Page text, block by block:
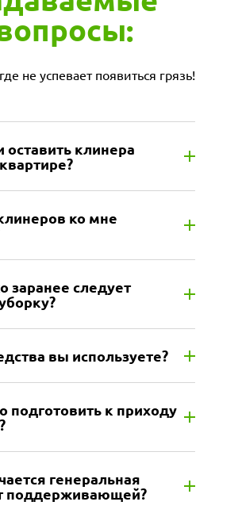
не успевает появиться грязь!
клинера
ко мне
заранее следует
вы используете?
подготовить к приходу
генеральная
поддерживающей?